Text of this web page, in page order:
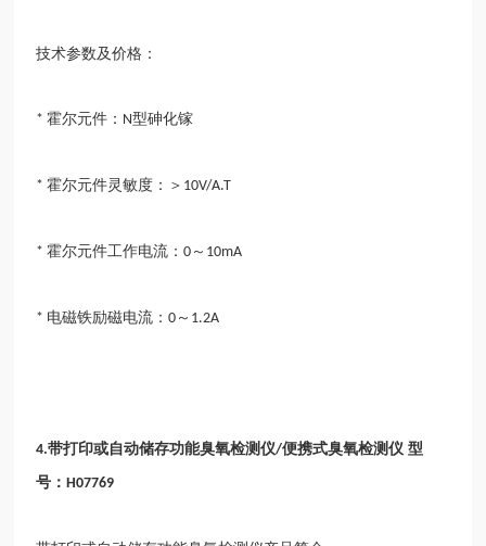
技术参数及价格：
*霍尔元件： N型砷化镓
*霍尔元件灵敏度：＞ 10V/A.T
*霍尔元件工作电流：0 ～ 10mA
* 电磁铁励磁电流：0 ～ 1.2A
4.带打印或自动储存功能臭氧检测仪/便携式臭氧检测仪 型
号：H07769